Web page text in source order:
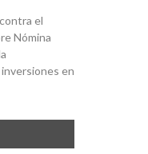
el
Nómina
en